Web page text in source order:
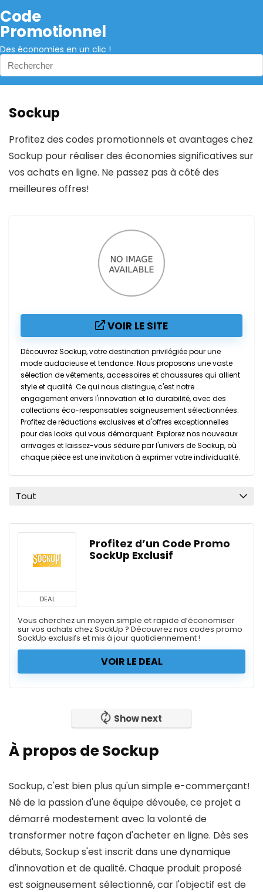
Code
Promotionnel
Des économies en un clic !
Sockup
Profitez des codes promotionnels et avantages chez
Sockup pour réaliser des économies significatives sur
vos achats en ligne. Ne passez pas à côté des
meilleures offres!
VOIR LE SITE
Découvrez Sockup, votre destination privilégiée pour une
mode audacieuse et tendance. Nous proposons une vaste
sélection de vêtements, accessoires et chaussures qui allient
style et qualité. Ce qui nous distingue, c'est notre
engagement envers l'innovation et la durabilité, avec des
collections éco-responsables soigneusement sélectionnées.
Profitez de réductions exclusives et d'offres exceptionnelles
pour des looks qui vous démarquent. Explorez nos nouveaux
arrivages et laissez-vous séduire par l'univers de Sockup, où
chaque pièce est une invitation à exprimer votre individualité.
Tout
DEAL
Profitez d’un Code Promo
SockUp Exclusif
Vous cherchez un moyen simple et rapide d’économiser
sur vos achats chez SockUp ? Découvrez nos codes promo
SockUp exclusifs et mis à jour quotidiennement !
VOIR LE DEAL
Show next
À propos de Sockup
Sockup, c'est bien plus qu'un simple e-commerçant!
Né de la passion d'une équipe dévouée, ce projet a
démarré modestement avec la volonté de
transformer notre façon d'acheter en ligne. Dès ses
débuts, Sockup s'est inscrit dans une dynamique
d'innovation et de qualité. Chaque produit proposé
est soigneusement sélectionné, car l'objectif est de